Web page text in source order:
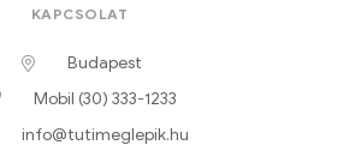
KAPCSOLAT
Budapest
Mobil (30) 333-1233
info@tutimeglepik.hu